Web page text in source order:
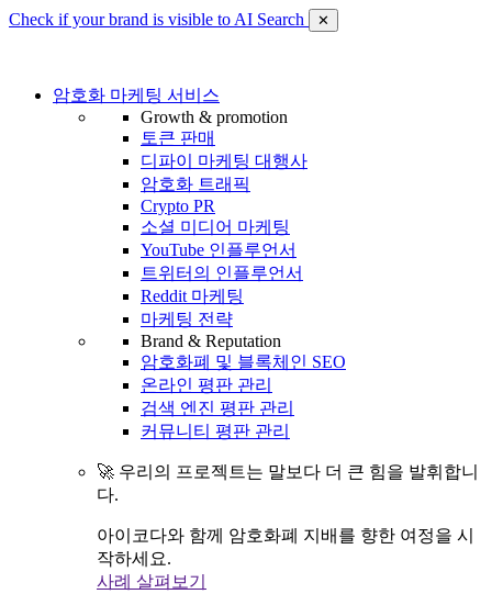
Check if your brand is visible to AI Search ✕
암호화 마케팅 서비스
Growth & promotion
토큰 판매
디파이 마케팅 대행사
암호화 트래픽
Crypto PR
소셜 미디어 마케팅
YouTube 인플루언서
트위터의 인플루언서
Reddit 마케팅
마케팅 전략
Brand & Reputation
암호화폐 및 블록체인 SEO
온라인 평판 관리
검색 엔진 평판 관리
커뮤니티 평판 관리
🚀 우리의 프로젝트는 말보다 더 큰 힘을 발휘합니
다.
아이코다와 함께 암호화폐 지배를 향한 여정을 시
작하세요.
사례 살펴보기